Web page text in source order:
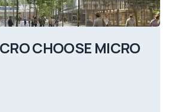
CHOOSE MICRO